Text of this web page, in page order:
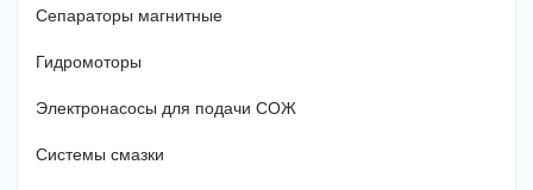
Сепараторы магнитные
Гидромоторы
Электронасосы для подачи СОЖ
Системы смазки